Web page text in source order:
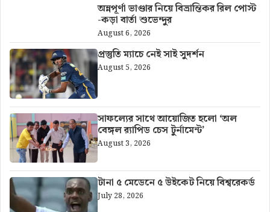
অন্নপূর্ণা ভাণ্ডার নিয়ে বিভ্রান্তিকর রিল পোস্ট
-কড়া বার্তা শুভেন্দুর
August 6, 2026
প্রস্তুতি ম্যাচে নেই সাই সুদর্শন
August 5, 2026
সাফল্যের সাথে আয়োজিত হলো ‘অল
বেঙ্গল র‍্যাপিড চেস টুর্নামেন্ট’
August 3, 2026
টানা ৫ মেডেনে ৫ উইকেট নিয়ে বিশ্বরেকর্ড
July 28, 2026